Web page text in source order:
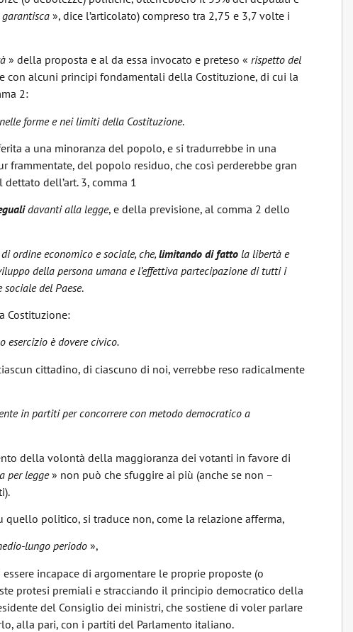
garantisca», dice l’articolato) compreso tra 2,75 e 3,7 volte i
» della proposta e al da essa invocato e preteso «rispetto del
con alcuni principi fondamentali della Costituzione, di cui la
2:
forme e nei limiti della Costituzione.
a una minoranza del popolo, e si tradurrebbe in una
frammentate, del popolo residuo, che così perderebbe gran
dell’art. 3, comma 1
davanti alla legge, e della previsione, al comma 2 dello
recita:
ordine economico e sociale, che,limitando di fatto la libertà e
della persona umana e l’effettiva partecipazione di tutti i
sociale del Paese.
comma 2, della Costituzione:
esercizio è dovere civico.
cittadino, di ciascuno di noi, verrebbe reso radicalmente
in partiti per concorrere con metodo democratico a
della volontà della maggioranza dei votanti in favore di
per legge» non può che sfuggire ai più (anche se non –
politico, si traduce non, come la relazione afferma,
lungo periodo»,
incapace di argomentare le proprie proposte (o
protesi premiali e stracciando il principio democratico della
del Consiglio dei ministri, che sostiene di voler parlare
alla pari, con i partiti del Parlamento italiano.